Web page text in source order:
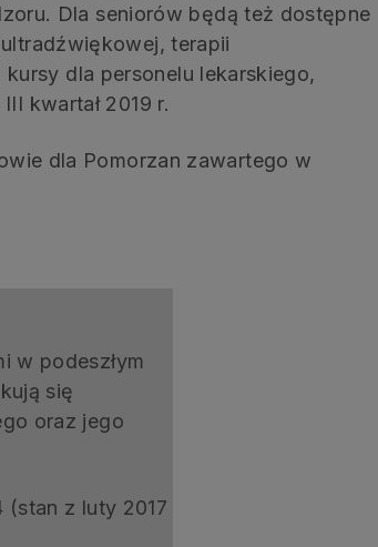
Dla seniorów będą też dostępne
terapii
dla personelu lekarskiego,
kwartał 2019 r.
dla Pomorzan zawartego w
w podeszłym
się
oraz jego
z luty 2017